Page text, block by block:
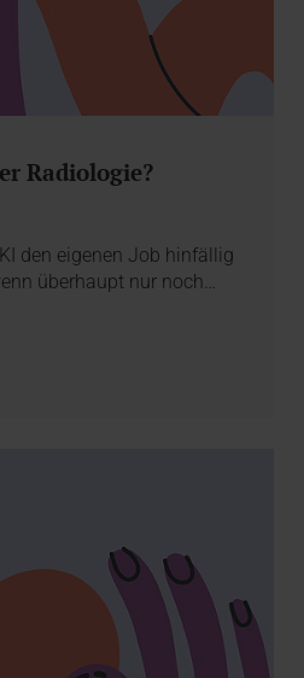
Radiologie?
den eigenen Job hinfällig
überhaupt nur noch…